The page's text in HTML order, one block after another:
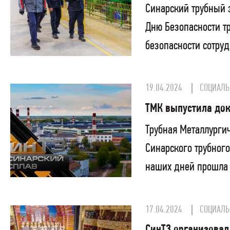
Синарский
Дню Безопасности
безопасности
19.04.2024
ТМК выпустила
Трубная
Синарского
наших дней
17.04.2024